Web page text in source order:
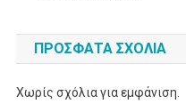
ΠΡΌΣΦΑΤΑ ΣΧΌΛΙΑ
Χωρίς σχόλια για εμφάνιση.